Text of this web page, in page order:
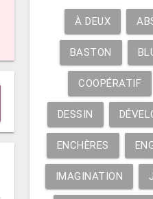
À DEUX
BASTON
COOPÉRATIF
DESSIN
ENCHÈRES
IMAGINATION